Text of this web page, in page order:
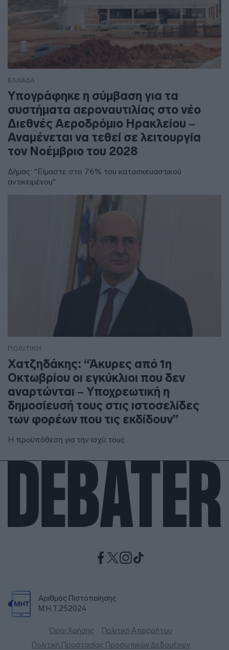
ΕΛΛΑΔΑ
Υπογράφηκε η σύμβαση για τα
συστήματα αεροναυτιλίας στο νέο
Διεθνές Αεροδρόμιο Ηρακλείου –
Αναμένεται να τεθεί σε λειτουργία
τον Νοέμβριο του 2028
Δήμας: "Είμαστε στο 76% του κατασκευαστικού
αντικειμένου"
ΠΟΛΙΤΙΚΗ
Χατζηδάκης: “Άκυρες από 1η
Οκτωβρίου οι εγκύκλιοι που δεν
αναρτώνται – Υποχρεωτική η
δημοσίευσή τους στις ιστοσελίδες
των φορέων που τις εκδίδουν”
Η προϋπόθεση για την ισχύ τους
Αριθμός Πιστοποίησης
Μ.Η.Τ.252024
Όροι Χρήσης
Πολιτική Απορρήτου
Πολιτική Προστασίας Προσωπικών Δεδομένων